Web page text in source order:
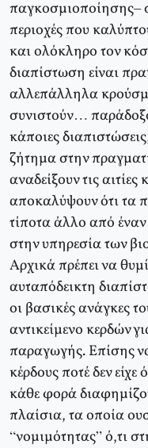
παγκοσμιοποίησης–
περιοχές που
και ολόκληρο τον
διαπίστωση είναι
αλλεπάλληλα
συνιστούν…
κάποιες
ζήτημα στην
αναδείξουν τις
αποκαλύψουν ότι τα
τίποτα άλλο από
στην υπηρεσία των
Αρχικά πρέπει να
αυταπόδεικτη
οι βασικές ανάγκες
αντικείμενο κερδών
παραγωγής. Επίσης
κέρδους ποτέ δεν
κάθε φορά
πλαίσια, τα οποία
“νομιμότητας” ό,τι